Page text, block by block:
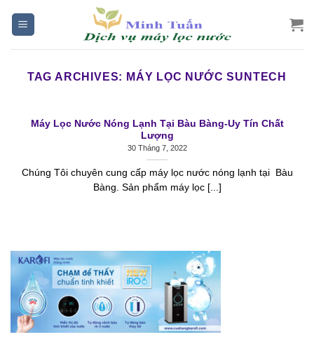
TAG ARCHIVES: MÁY LỌC NƯỚC SUNTECH
Máy Lọc Nước Nóng Lạnh Tại Bàu Bàng-Uy Tín Chất
Lượng
30 Tháng 7, 2022
Chúng Tôi chuyên cung cấp máy lọc nước nóng lạnh tại Bàu
Bàng. Sản phẩm máy lọc [...]